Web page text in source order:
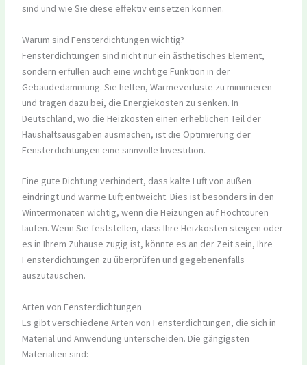
sind und wie Sie diese effektiv einsetzen können.
Warum sind Fensterdichtungen wichtig?
Fensterdichtungen sind nicht nur ein ästhetisches Element,
sondern erfüllen auch eine wichtige Funktion in der
Gebäudedämmung. Sie helfen, Wärmeverluste zu minimieren
und tragen dazu bei, die Energiekosten zu senken. In
Deutschland, wo die Heizkosten einen erheblichen Teil der
Haushaltsausgaben ausmachen, ist die Optimierung der
Fensterdichtungen eine sinnvolle Investition.
Eine gute Dichtung verhindert, dass kalte Luft von außen
eindringt und warme Luft entweicht. Dies ist besonders in den
Wintermonaten wichtig, wenn die Heizungen auf Hochtouren
laufen. Wenn Sie feststellen, dass Ihre Heizkosten steigen oder
es in Ihrem Zuhause zugig ist, könnte es an der Zeit sein, Ihre
Fensterdichtungen zu überprüfen und gegebenenfalls
auszutauschen.
Arten von Fensterdichtungen
Es gibt verschiedene Arten von Fensterdichtungen, die sich in
Material und Anwendung unterscheiden. Die gängigsten
Materialien sind: